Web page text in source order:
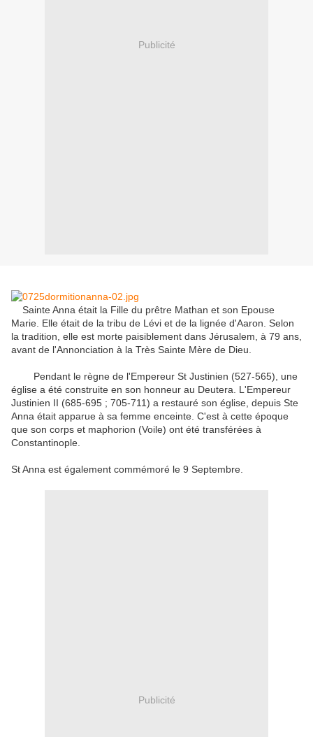
Publicité
Sainte Anna était la Fille du prêtre Mathan et son Epouse
Marie. Elle était de la tribu de Lévi et de la lignée d'Aaron. Selon
la tradition, elle est morte paisiblement dans Jérusalem, à 79 ans,
avant de l'Annonciation à la Très Sainte Mère de Dieu.
Pendant le règne de l'Empereur St Justinien (527-565), une
église a été construite en son honneur au Deutera. L'Empereur
Justinien II (685-695 ; 705-711) a restauré son église, depuis Ste
Anna était apparue à sa femme enceinte. C'est à cette époque
que son corps et maphorion (Voile) ont été transférées à
Constantinople.
St Anna est également commémoré le 9 Septembre.
Publicité